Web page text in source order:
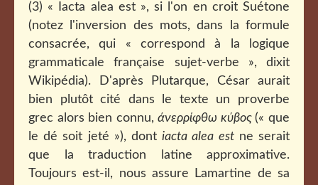
(3) « Iacta alea est », si l'on en croit Suétone
(notez l'inversion des mots, dans la formule
consacrée, qui « correspond à la logique
grammaticale française sujet-verbe », dixit
Wikipédia). D'après Plutarque, César aurait
bien plutôt cité dans le texte un proverbe
grec alors bien connu, άνερρίφθω κύβος(« que
le dé soit jeté »), dontiacta alea estne serait
que la traduction latine approximative.
Toujours est-il, nous assure Lamartine de sa